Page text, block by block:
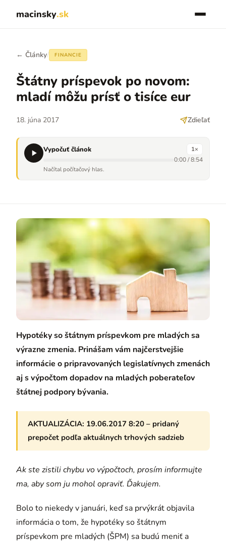
macinsky.sk
← Články/ FINANCIE
Štátny príspevok po novom:
mladí môžu prísť o tisíce eur
18. júna 2017 Zdieľať
Vypočuť článok 1×
0:00/8:54
Načítal počítačový hlas.
Hypotéky so štátnym príspevkom pre mladých sa
výrazne zmenia. Prinášam vám najčerstvejšie
informácie o pripravovaných legislatívnych zmenách
aj s výpočtom dopadov na mladých poberateľov
štátnej podpory bývania.
AKTUALIZÁCIA: 19.06.2017 8:20 – pridaný
prepočet podľa aktuálnych trhových sadzieb
Ak ste zistili chybu vo výpočtoch, prosím informujte
ma, aby som ju mohol opraviť. Ďakujem.
Bolo to niekedy v januári, keď sa prvýkrát objavila
informácia o tom, že hypotéky so štátnym
príspevkom pre mladých (ŠPM) sa budú meniť a